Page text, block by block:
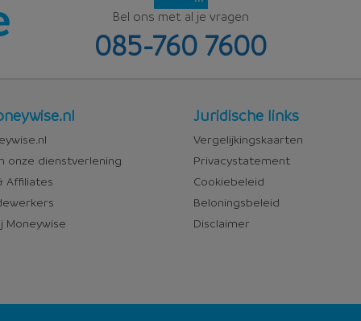
Bel ons met al je vragen
085-760 7600
onze dienstverlening
Affiliates
Moneywise
Juridisch
Juridische links
Vergelijkingskaarten
Privacystatement
Cookiebeleid
Beloningsbeleid
Disclaimer